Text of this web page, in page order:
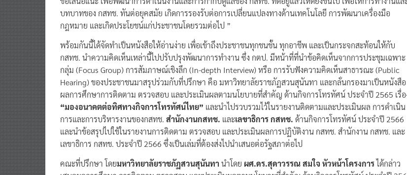
บทบาทของ กสทช. ทันต่อยุคสมัย เกิดการรองรับต่อการเปลี่ยนแปลงทางด้านเทคโนโลยี การพัฒนาเครื่องมือ
กฎหมาย และเกิดประโยชน์แก่ประชาชนโดยรวมต่อไป ”
พร้อมกันนี้ได้จัดทำเป็นหนังสือให้อ่านง่าย เพื่อเข้าถึงประชาชนทุกชนชั้น ทุกอาชีพ และเป็นกระจกสะท้อนให้กับ
กสทช. นำความคิดเห็นเหล่านี้ไปปรับปรุงพัฒนาการทำงาน ซึ่ง กตป. มีหน้าที่ที่นำข้อคิดเห็นจากการประชุมเฉพาะ
กลุ่ม (Focus Group) การสัมภาษณ์เชิงลึก (In-depth Interview) หรือ การรับฟังความคิดเห็นสาธารณะ (Public
Hearing) ของประชาชนมาสรุปร่วมกับที่ปรึกษา คือ มหาวิทยาลัยราชภัฏสวนสุนันทา และกลั่นกรองมาเป็นหนังสือ
ผลการศึกษาการติดตาม ตรวจสอบ และประเมินผลตามนโยบายที่สำคัญ ด้านกิจการโทรทัศน์ ประจำปี 2565 เรื่อง
“มองอนาคตต่อทิศทางกิจการโทรทัศน์ไทย”และนำไปรวบรวมไว้ในรายงานติดตามและประเมินผล การดำเนิน
การและการบริหารงานของกสทช.สำนักงานกสทช.และเลขาธิการ กสทช.ด้านกิจการโทรทัศน์ ประจำปี 2566
และนำข้อสรุปไปใช้ในรายงานการติดตาม ตรวจสอบ และประเมินผลการปฏิบัติงาน กสทช. สำนักงาน กสทช. และ
เลขาธิการ กสทช. ประจำปี 2566 ซึ่งเป็นเล่มที่ต้องส่งไปนำเสนอต่อรัฐสภาต่อไป
คณะที่ปรึกษา โดย
นำโดย ผศ.ดร.สุดาวรรณ สมใจ หัวหน้าโครงการได้กล่าว
เสนอผลการศึกษา การติดตาม ตรวจสอบ และประเมินผลตามนโยบายที่สำคัญ ด้านกิจการโทรทัศน์ ประจำปี 2565